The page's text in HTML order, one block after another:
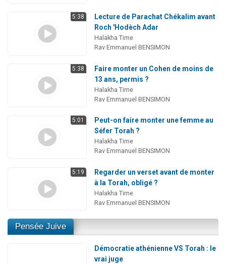
5:38
Lecture de Parachat Chékalim avant
Roch 'Hodèch Adar
Halakha Time
Rav Emmanuel BENSIMON
5:38
Faire monter un Cohen de moins de
13 ans, permis ?
Halakha Time
Rav Emmanuel BENSIMON
5:01
Peut-on faire monter une femme au
Séfer Torah ?
Halakha Time
Rav Emmanuel BENSIMON
5:19
Regarder un verset avant de monter
à la Torah, obligé ?
Halakha Time
Rav Emmanuel BENSIMON
Pensée Juive
Démocratie athénienne VS Torah : le
vrai juge